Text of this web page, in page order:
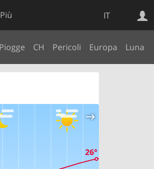
IT
Più
Piogge CH Pericoli Europa Luna
Ricerca Web